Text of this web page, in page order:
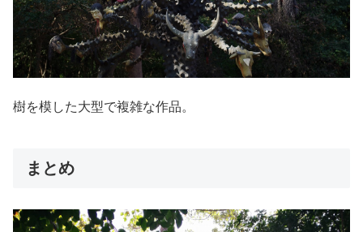
樹を模した大型で複雑な作品。
まとめ